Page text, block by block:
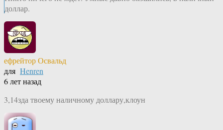
доллар.
ефрейтор Освальд
для Henren
6 лет назад
3,14зда твоему наличному доллару,клоун